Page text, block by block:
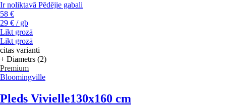
Ir noliktavā Pēdējie gabali
58 €
29 € / gb
Likt grozā
Likt grozā
citas varianti
+ Diametrs (2)
Premium
Bloomingville
Pleds Vivielle130x160 cm